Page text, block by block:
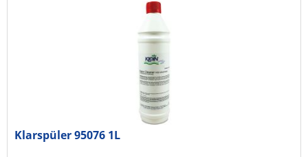
Klarspüler 95076 1L